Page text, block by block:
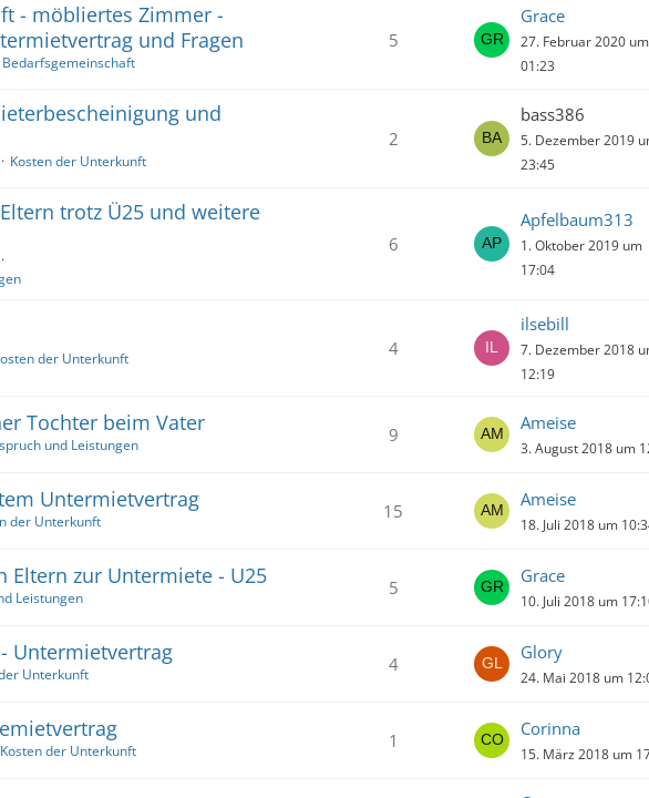
- möbliertes Zimmer -
und Fragen
Bedarfsgemeinschaft
5
Grace
27. Februar 2020 um
01:23
und
Kosten der Unterkunft
2
bass386
5. Dezember 2019
23:45
trotz Ü25 und weitere
6
Apfelbaum313
1. Oktober 2019 um
17:04
der Unterkunft 4
ilsebill
7. Dezember 2018
12:19
Tochter beim Vater
und Leistungen 9
Ameise
3. August 2018 um
Untermietvertrag
der Unterkunft 15
Ameise
18. Juli 2018 um
Eltern zur Untermiete - U25
Leistungen 5
Grace
10. Juli 2018 um
Untermietvertrag
Unterkunft 4
Glory
24. Mai 2018 um
Kosten der Unterkunft 1
Corinna
15. März 2018 um